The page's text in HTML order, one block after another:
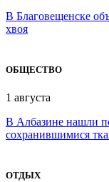
В Благовещенске
хвоя
ОБЩЕСТВО
1 августа
В Албазине нашли
сохранившимися
ОТДЫХ